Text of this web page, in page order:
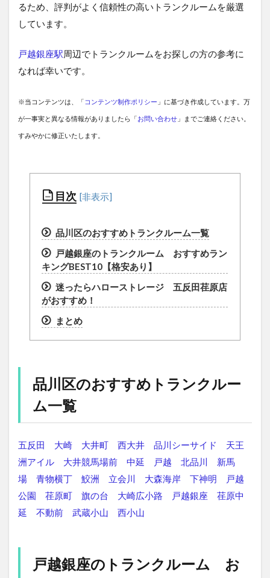
るため、評判がよく信頼性の高いトランクルームを厳選
しています。
戸越銀座駅周辺でトランクルームをお探しの方の参考に
なれば幸いです。
※当コンテンツは、「 コンテンツ制作ポリシー 」に基づき作成しています。万
が一事実と異なる情報がありましたら「お問い合わせ 」までご連絡ください。
すみやかに修正いたします。
目次
品川区のおすすめトランクルーム一覧
戸越銀座のトランクルーム おすすめラン
キングBEST10【格安あり】
迷ったらハローストレージ 五反田荏原店
がおすすめ！
まとめ
品川区のおすすめトランクルー
ム一覧
五反田 大崎 大井町 西大井 品川シーサイド
天王
洲アイル
大井競馬場前 中延 戸越 北品川
新馬
場
青物横丁 鮫洲 立会川 大森海岸 下神明
戸越
公園
荏原町 旗の台 大崎広小路 戸越銀座
荏原中
延
不動前 武蔵小山 西小山
戸越銀座のトランクルーム お